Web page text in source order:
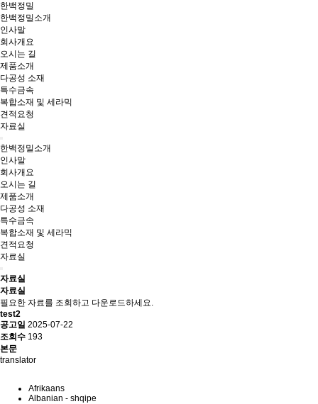
한백정밀
한백정밀소개
인사말
회사개요
오시는 길
제품소개
다공성 소재
특수금속
복합소재 및 세라믹
견적요청
자료실
한백정밀소개
인사말
회사개요
오시는 길
제품소개
다공성 소재
특수금속
복합소재 및 세라믹
견적요청
자료실
자료실
자료실
필요한 자료를 조회하고 다운로드하세요.
test2
공고일 2025-07-22
조회수 193
본문
translator
Afrikaans
Albanian - shqipe